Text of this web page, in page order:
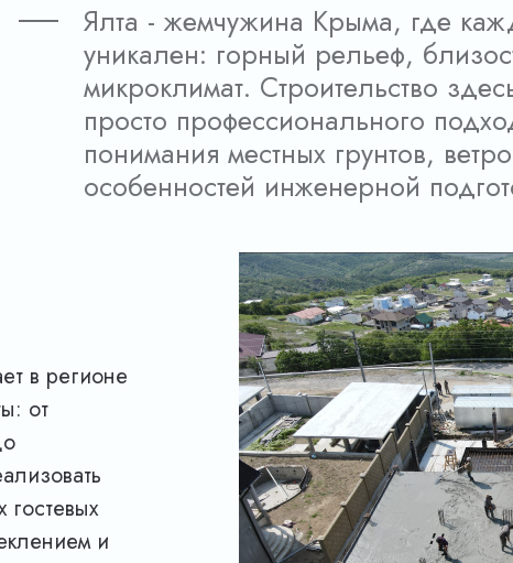
Ялта - жемчужина Крыма, где
уникален: горный рельеф,
микроклимат. Строительство
просто профессионального
понимания местных грунтов,
особенностей инженерной
в регионе
от
и